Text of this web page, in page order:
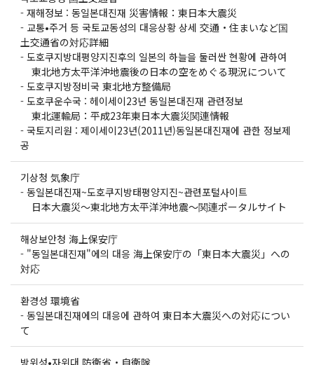
- 재해정보 : 동일본대진재 災害情報：東日本大震災
- 교통•주거 등 국토교동성의 대응상황 상세 交通・住まいなど国
土交通省の対応詳細
- 도호쿠지방대평양지진후의 일본의 하늘을 둘러싼 현황에 관하여
東北地方太平洋沖地震後の日本の空をめぐる現況について
- 도호쿠지방정비국 東北地方整備局
- 도호쿠운수국 : 헤이세이23년 동일본대진재 관련정보
東北運輸局：平成23年東日本大震災関連情報
- 국토지리원 : 제이세이23년(2011년)동일본대진재에 관한 정보제
공
기상청 気象庁
- 동일본대진재~도호쿠지방태평양지진~관련포털사이트
日本大震災〜東北地方太平洋沖地震〜関連ポータルサイト
해상보안청 海上保安庁
- "동일본대진재"에의 대응 海上保安庁の「東日本大震災」への
対応
환경성 環境省
- 동일본대진재에의 대응에 관하여 東日本大震災への対応につい
て
방위성•자위대 防衛省・自衛隊